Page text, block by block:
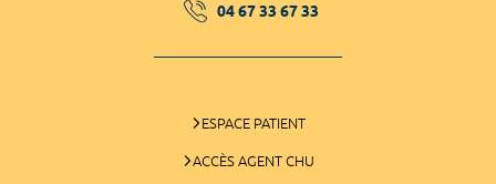
04 67 33 67 33
ESPACE PATIENT
ACCÈS AGENT CHU